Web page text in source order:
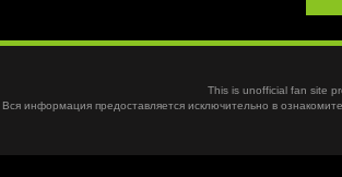
This is unofficial fan site
Вся информация предоставляется исключительно в